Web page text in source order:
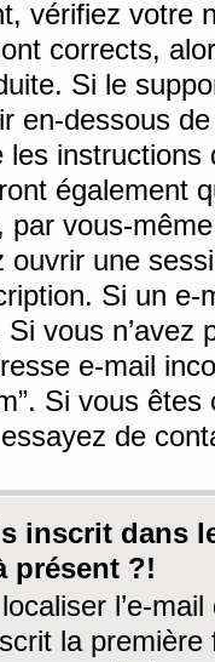
vérifiez votre
corrects,
Si le
en-dessous
les
également
par vous-
ouvrir une
Si un
vous n’avez
e-mail
Si vous
de
inscrit dans
présent ?!
l’e-
la première